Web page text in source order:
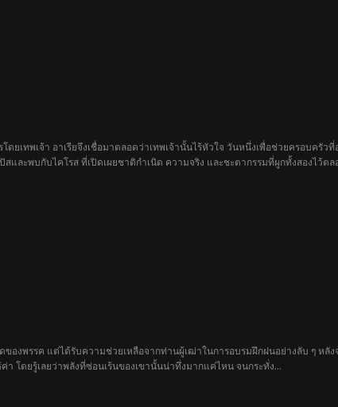
ดยเทพเจ้า อาเรียจึงเชื่อมาตลอดว่าเทพเจ้านั้นไร้หัวใจ วันหนึ่งเพื่อช่วยครอบค
สและพบกับไคโรส ที่เปิดเผยชาติกำเนิด ความจริง และชะตากรรมที่ผูกทั้งสองไว้ต
องพรรค แต่ได้รับความช่วยเหลือจากท่านผู้เฒ่าในการอบรมฝึกฝนอย่างลับ ๆ ห
า โดยรู้เลยว่าพลังที่ซ่อนเร้นของเขานั้นน่าทึ่งมากแค่ไหน จนกระทั่ง...